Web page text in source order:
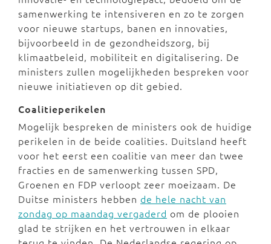
samenwerking te intensiveren en zo te zorgen
voor nieuwe startups, banen en innovaties,
bijvoorbeeld in de gezondheidszorg, bij
klimaatbeleid, mobiliteit en digitalisering. De
ministers zullen mogelijkheden bespreken voor
nieuwe initiatieven op dit gebied.
Coalitieperikelen
Mogelijk bespreken de ministers ook de huidige
perikelen in de beide coalities. Duitsland heeft
voor het eerst een coalitie van meer dan twee
fracties en de samenwerking tussen SPD,
Groenen en FDP verloopt zeer moeizaam. De
Duitse ministers hebben de hele nacht van
zondag op maandag vergaderd om de plooien
glad te strijken en het vertrouwen in elkaar